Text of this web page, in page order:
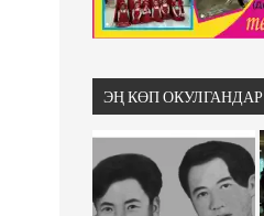
ЭҢ КӨП ОКУЛГАНДАР